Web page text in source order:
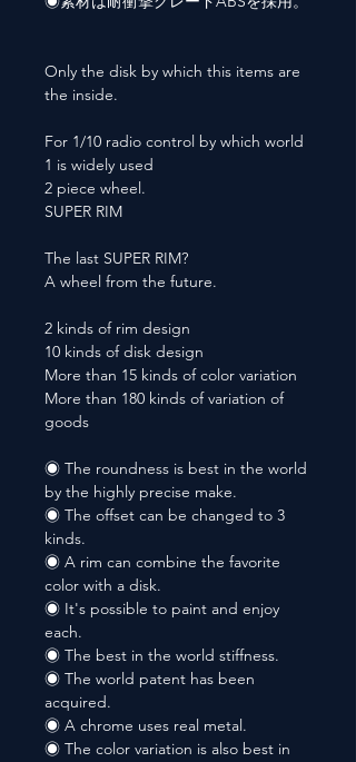
Only the disk by which this items are
the inside.
For 1/10 radio control by which world
1 is widely used
2 piece wheel.
SUPER RIM
The last SUPER RIM?
A wheel from the future.
2 kinds of rim design
10 kinds of disk design
More than 15 kinds of color variation
More than 180 kinds of variation of
goods
◉ The roundness is best in the world
by the highly precise make.
◉ The offset can be changed to 3
kinds.
◉ A rim can combine the favorite
color with a disk.
◉ It's possible to paint and enjoy
each.
◉ The best in the world stiffness.
◉ The world patent has been
acquired.
◉ A chrome uses real metal.
◉ The color variation is also best in